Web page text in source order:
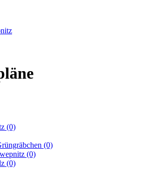
(0)
(0)
(0)
(0)